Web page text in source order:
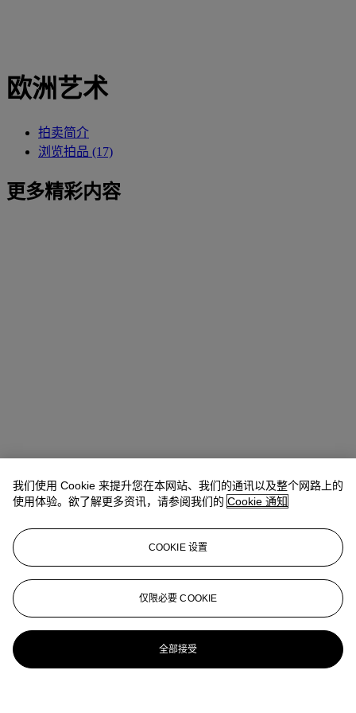
欧洲艺术
拍卖简介
浏览拍品 (17)
更多精彩内容
我们使用 Cookie 来提升您在本网站、我们的通讯以及整个网路上的
使用体验。欲了解更多资讯，请参阅我们的 Cookie 通知
COOKIE 设置
仅限必要 COOKIE
全部接受